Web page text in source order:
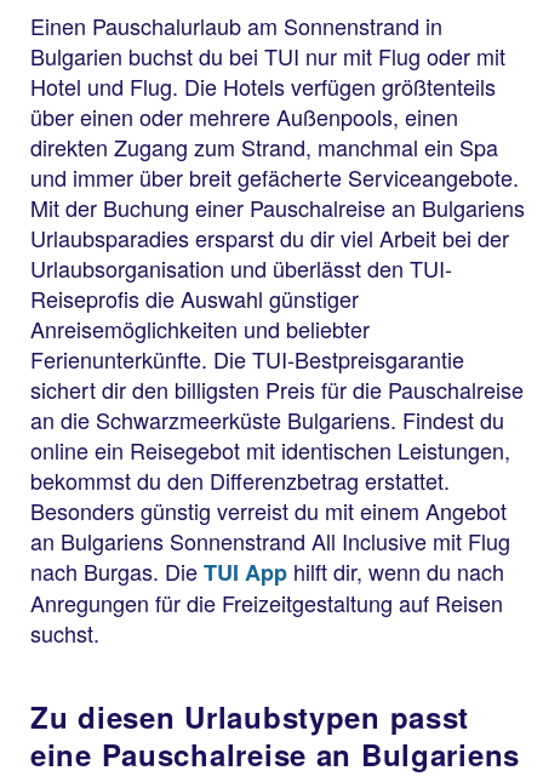
Einen Pauschalurlaub am Sonnenstrand in
Bulgarien buchst du bei TUI nur mit Flug oder mit
Hotel und Flug. Die Hotels verfügen größtenteils
über einen oder mehrere Außenpools, einen
direkten Zugang zum Strand, manchmal ein Spa
und immer über breit gefächerte Serviceangebote.
Mit der Buchung einer Pauschalreise an Bulgariens
Urlaubsparadies ersparst du dir viel Arbeit bei der
Urlaubsorganisation und überlässt den TUI-
Reiseprofis die Auswahl günstiger
Anreisemöglichkeiten und beliebter
Ferienunterkünfte. Die TUI-Bestpreisgarantie
sichert dir den billigsten Preis für die Pauschalreise
an die Schwarzmeerküste Bulgariens. Findest du
online ein Reisegebot mit identischen Leistungen,
bekommst du den Differenzbetrag erstattet.
Besonders günstig verreist du mit einem Angebot
an Bulgariens Sonnenstrand All Inclusive mit Flug
nach Burgas. DieTUI App hilft dir, wenn du nach
Anregungen für die Freizeitgestaltung auf Reisen
suchst.
Zu diesen Urlaubstypen passt
eine Pauschalreise an Bulgariens